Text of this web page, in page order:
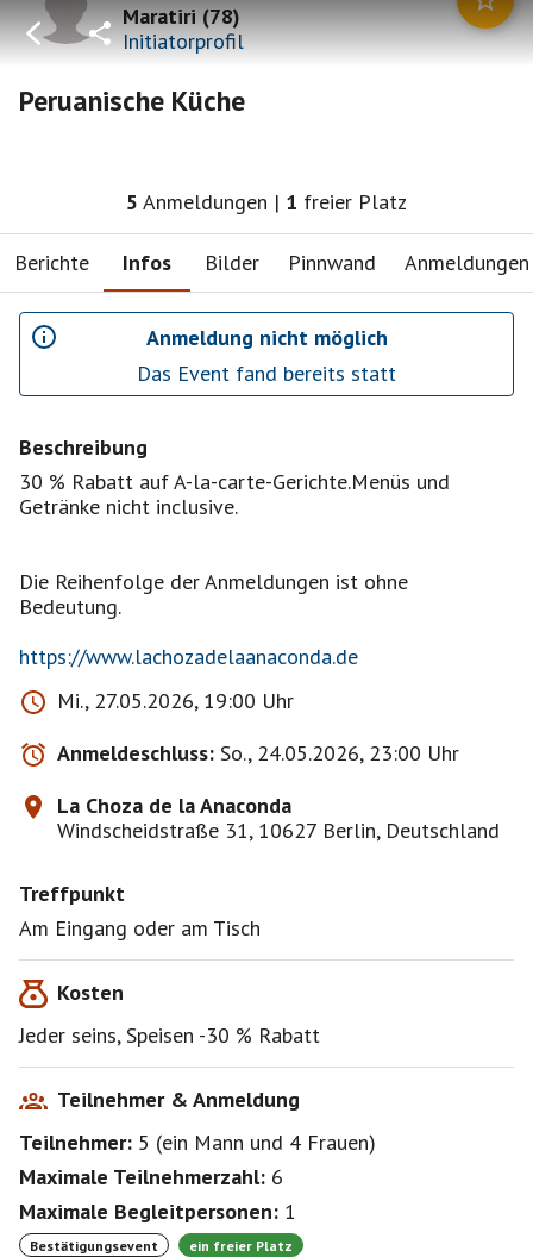
Maratiri(78)
Initiatorprofil
Peruanische Küche
5 Anmeldungen | 1 freier Platz
Berichte Infos Bilder Pinnwand Anmeldungen
Anmeldung nicht möglich
Das Event fand bereits statt
Beschreibung
30 % Rabatt auf A-la-carte-Gerichte.Menüs und
Getränke nicht inclusive.
Die Reihenfolge der Anmeldungen ist ohne
Bedeutung.
https://www.lachozadelaanaconda.de
Mi., 27.05.2026, 19:00 Uhr
Anmeldeschluss: So., 24.05.2026, 23:00 Uhr
La Choza de la Anaconda
Windscheidstraße 31, 10627 Berlin, Deutschland
Treffpunkt
Am Eingang oder am Tisch
Kosten
Jeder seins, Speisen -30 % Rabatt
Teilnehmer & Anmeldung
Teilnehmer: 5 (ein Mann und 4 Frauen)
Maximale Teilnehmerzahl: 6
Maximale Begleitpersonen: 1
Bestätigungsevent ein freier Platz